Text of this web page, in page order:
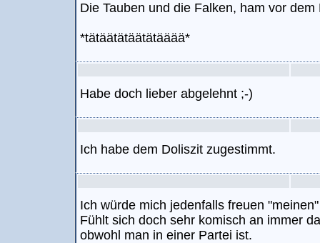
Die Tauben und die Falken, ham vor
*tätäätätäätätääää*
Habe doch lieber abgelehnt ;-)
Ich habe dem Doliszit zugestimmt.
Ich würde mich jedenfalls freuen
Fühlt sich doch sehr komisch an immer
obwohl man in einer Partei ist.